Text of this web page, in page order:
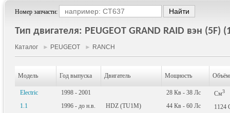
Номер запчасти:
Тип двигателя: PEUGEOT GRAND RAID вэн (5F)
Каталог ► PEUGEOT ► RANCH
Модель Год выпуска Двигатель Мощность Объём
Electric 1998 - 2001 28 Кв - 38 Лс См3
1.1 1996 - до н.в. HDZ (TU1M) 44 Кв - 60 Лс 1124